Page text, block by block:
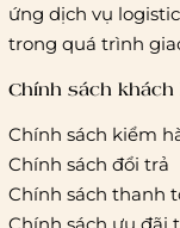
Hà Nội và các tỉnh
cước của ĐVVC
tác vận chuyển
Thời gian giao
Hồ Chí Minh:
ứng dịch vụ
trong quá trình
Chính sách khách
Chính sách kiểm
Chính sách đổi trả
Chính sách thanh